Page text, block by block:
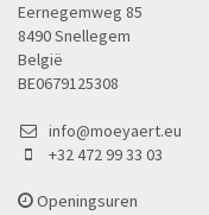
Eernegemweg 85
8490 Snellegem
België
BE0679125308
info@moeyaert.eu
+32 472 99 33 03
Openingsuren